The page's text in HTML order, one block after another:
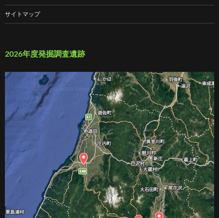
サイトマップ
2026年度発掘調査遺跡